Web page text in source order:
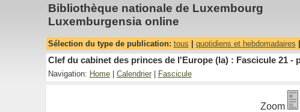
Bibliothèque nationale de Luxembourg
Luxemburgensia online
Sélection du type de publication: tous quotidiens et hebdomadaires
Clef du cabinet des princes de l'Europe (la) : Fascicule 21 -
Navigation: Home| Calendrier| Fascicule
Zoom